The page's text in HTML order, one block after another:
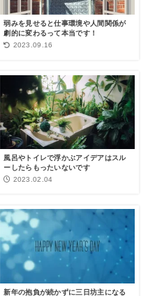
弱みを見せると仕事環境や人間関係が
劇的に変わるって本当です！
2023.09.16
風呂やトイレで浮かぶアイデアはスル
ーしたらもったいないです
2023.02.04
新年の抱負が続かずに三日坊主になる